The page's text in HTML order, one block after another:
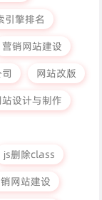
引擎排名
营销网站建设
网站改版
设计与制作
js删除class
网站建设